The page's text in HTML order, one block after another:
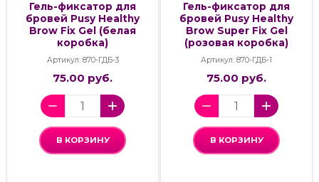
Гель-фиксатор для
бровей Pusy Healthy
Brow Fix Gel (белая
коробка)
Артикул: 870-ГДБ-3
75.00 руб.
В КОРЗИНУ
Гель-фиксатор для
бровей Pusy Healthy
Brow Super Fix Gel
(розовая коробка)
Артикул: 870-ГДБ-1
75.00 руб.
В КОРЗИНУ